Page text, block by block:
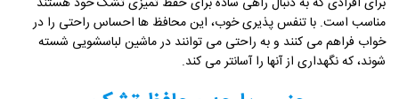
مناسب است. با تنفس پذیری خوب، این محافظ ها احساس راحتی را در
خواب فراهم می کنند و به راحتی می توانند در ماشین لباسشویی شسته
شوند، که نگهداری از آنها را آسانتر می کند.